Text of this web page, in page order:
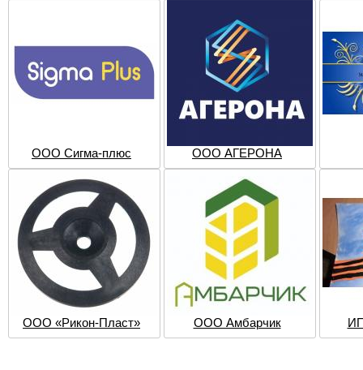
ООО Сигма-плюс ООО АГЕРОНА
ООО «Рикон-Пласт» ООО Амбарчик